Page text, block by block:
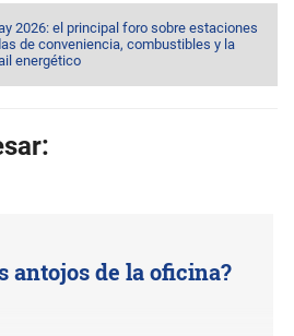
2026: el principal foro sobre estaciones
de conveniencia, combustibles y la
energético
antojos de la oficina?